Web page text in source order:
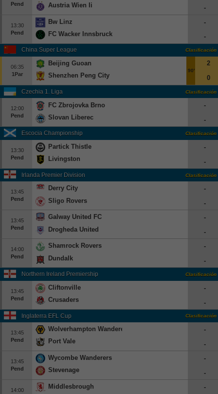
Pend
Austria Wien Ii
-
13:30
Pend
Bw Linz
FC Wacker Innsbruck
-
-
China Super League Clasificación
06:35
1Par
Beijing Guoan
Shenzhen Peng City
90'
2
0
Czechia 1. Liga Clasificación
12:00
Pend
FC Zbrojovka Brno
Slovan Liberec
-
-
Escocia Championship Clasificación
13:30
Pend
Partick Thistle
Livingston
-
-
Irlanda Premier Division Clasificación
13:45
Pend
Derry City
Sligo Rovers
-
-
13:45
Pend
Galway United FC
Drogheda United
-
-
14:00
Pend
Shamrock Rovers
Dundalk
-
-
Northern Ireland Premiership Clasificación
13:45
Pend
Cliftonville
Crusaders
-
-
Inglaterra EFL Cup Clasificación
13:45
Pend
Wolverhampton Wanderers
Port Vale
-
-
13:45
Pend
Wycombe Wanderers
Stevenage
-
-
14:00
Middlesbrough
-